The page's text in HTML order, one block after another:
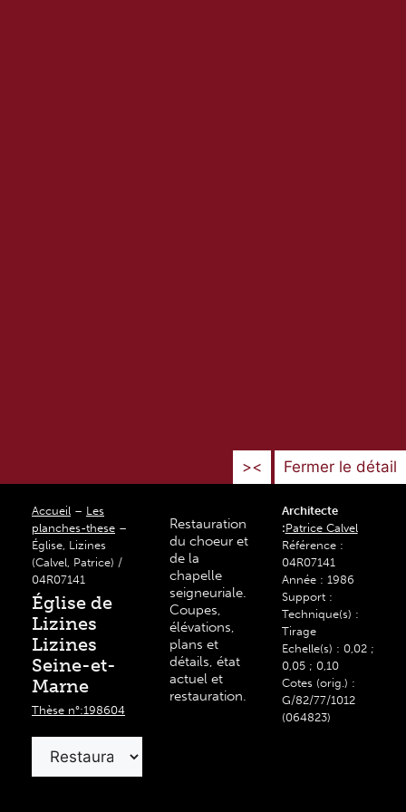
>< Fermer le détail
Accueil – Les
planches-these –
Église, Lizines
(Calvel, Patrice) /
04R07141
Église de
Lizines
Lizines
Seine-et-
Marne
Thèse n°:198604
Restauration
du choeur et
de la
chapelle
seigneuriale.
Coupes,
élévations,
plans et
détails, état
actuel et
restauration.
Architecte
:Patrice Calvel
Référence :
04R07141
Année : 1986
Support :
Technique(s) :
Tirage
Echelle(s) : 0,02 ;
0,05 ; 0,10
Cotes (orig.) :
G/82/77/1012
(064823)